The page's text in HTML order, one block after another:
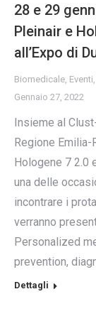
28 e 29
Pleinair e
all’Expo di
Biomedicale Eventi
Gennaio 27, 2022
Insieme al
Regione Emilia-
Hologene 7 2.0
una delle
incontrare i
verranno
Personalized
prevention,
Dettagli